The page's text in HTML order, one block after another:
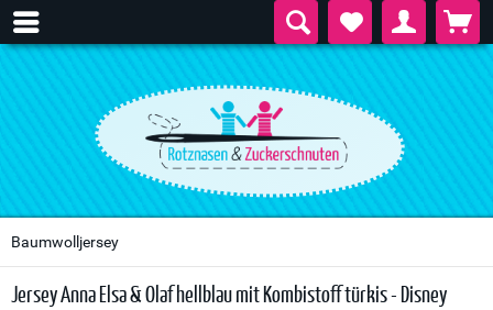
Baumwolljersey
Jersey Anna Elsa & Olaf hellblau mit Kombistoff türkis - Disney